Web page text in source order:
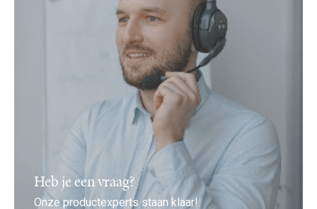
Heb je een vraag?
Onze productexperts staan klaar!